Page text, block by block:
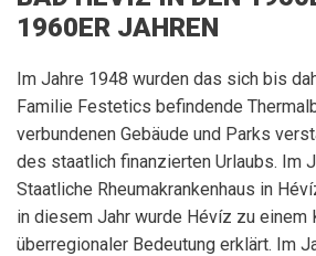
1960ER JAHREN
Im Jahre 1948 wurden das sich bis
Familie Festetics befindende
verbundenen Gebäude und Parks
des staatlich finanzierten Urlaubs. Im
Staatliche Rheumakrankenhaus in
in diesem Jahr wurde Hévíz zu einem
überregionaler Bedeutung erklärt. Im